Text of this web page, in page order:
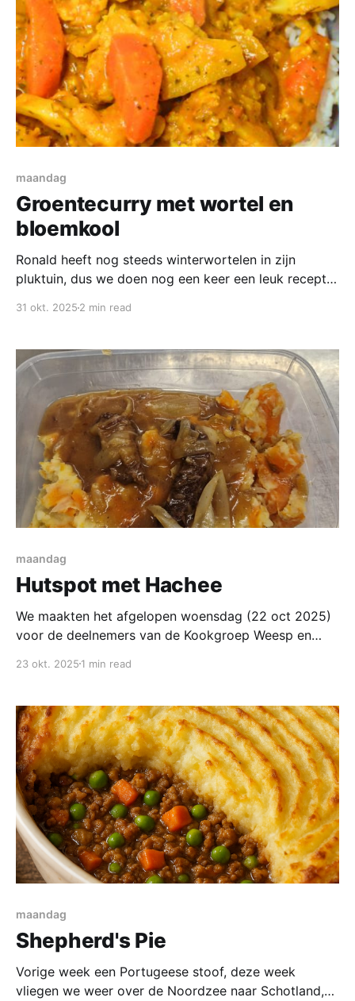
maandag
Groentecurry met wortel en
bloemkool
Ronald heeft nog steeds winterwortelen in zijn
pluktuin, dus we doen nog een keer een leuk recept
2 vleestomaten * 2 uien * 3 teentjes knoflook *
30 gram gember * 1 tl chilipoeder
31 okt. 2025 2 min read
maandag
Hutspot met Hachee
We maakten het afgelopen woensdag (22 oct 2025)
voor de deelnemers van de Kookgroep Weesp en
maandag gaan we aan de slag met Hutspot met
gram runderstoofvlees (riblap, sucadelap etc) * circa
500 gram ui
23 okt. 2025 1 min read
maandag
Shepherd's Pie
Vorige week een Portugeese stoof, deze week
vliegen we weer over de Noordzee naar Schotland,